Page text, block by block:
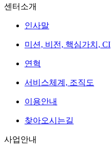
센터소개
인사말
미션, 비전, 핵심가치, CI
연혁
서비스체계, 조직도
이용안내
찾아오시는길
사업안내